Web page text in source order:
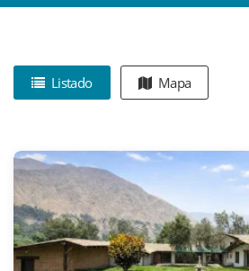
Listado Mapa